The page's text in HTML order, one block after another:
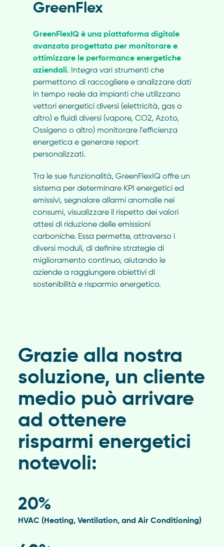
GreenFlex
GreenFlexIQ è una piattaforma digitale
avanzata progettata per monitorare e
ottimizzare le performance energetiche
aziendali. Integra vari strumenti che
permettono di raccogliere e analizzare dati
in tempo reale da impianti che utilizzano
vettori energetici diversi (elettricità, gas o
altro) e fluidi diversi (vapore, CO2, Azoto,
Ossigeno o altro) monitorare l’efficienza
energetica e generare report
personalizzati.
Tra le sue funzionalità, GreenFlexIQ offre un
sistema per determinare KPI energetici ed
emissivi, segnalare allarmi anomalie nei
consumi, visualizzare il rispetto dei valori
attesi di riduzione delle emissioni
carboniche. Essa permette, attraverso i
diversi moduli, di definire strategie di
miglioramento continuo, aiutando le
aziende a raggiungere obiettivi di
sostenibilità e risparmio energetico.
Grazie alla nostra
soluzione, un cliente
medio può arrivare
ad ottenere
risparmi energetici
notevoli:
20%
HVAC (Heating, Ventilation, and Air Conditioning)